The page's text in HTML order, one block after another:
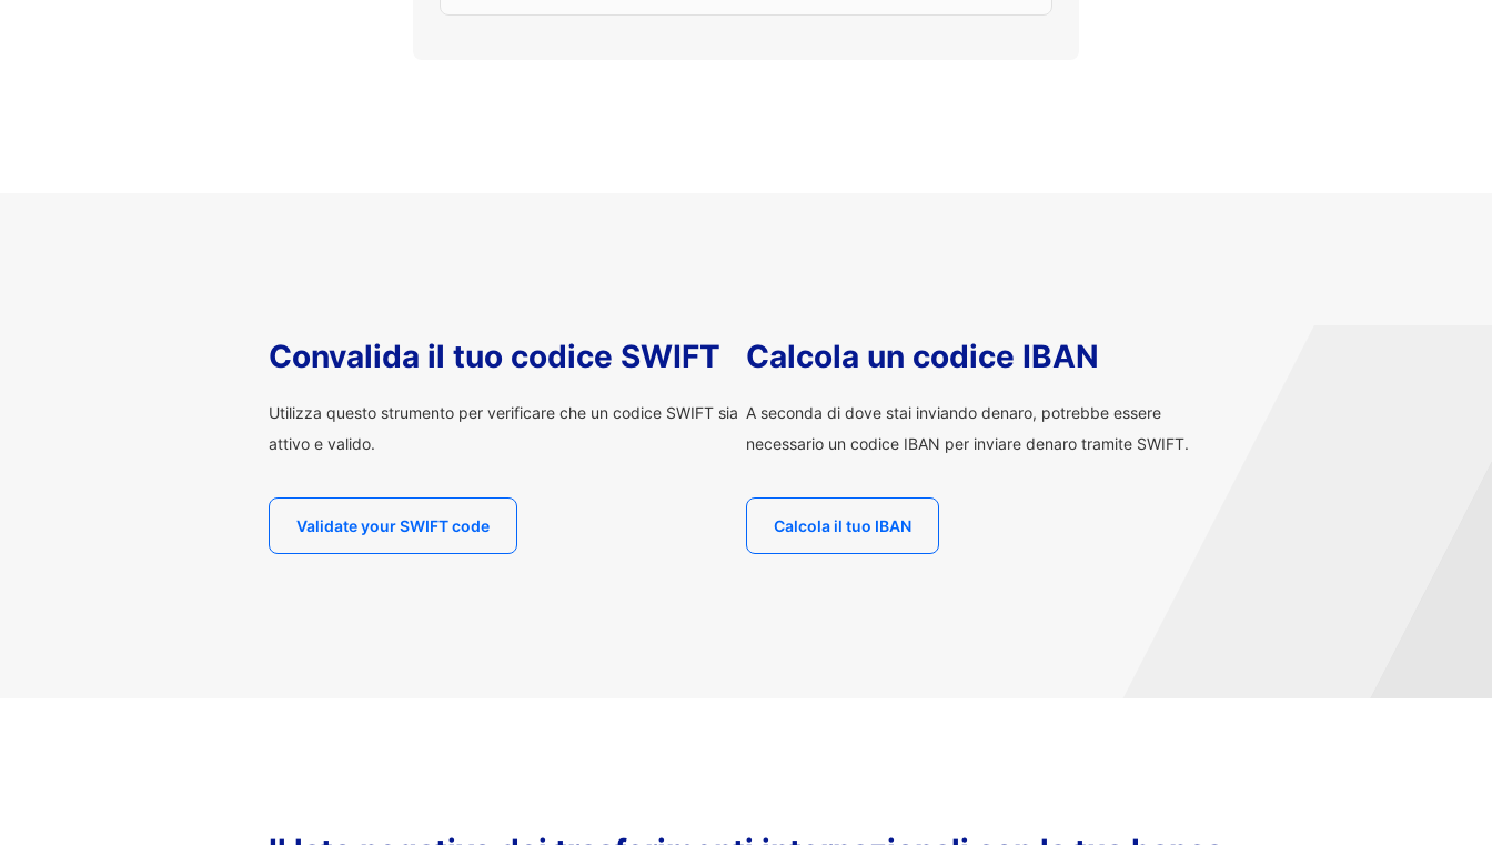
Convalida il tuo codice SWIFT
Utilizza questo strumento per verificare che un codice SWIFT sia
attivo e valido.
Validate your SWIFT code
Calcola un codice IBAN
A seconda di dove stai inviando denaro, potrebbe essere
necessario un codice IBAN per inviare denaro tramite SWIFT.
Calcola il tuo IBAN